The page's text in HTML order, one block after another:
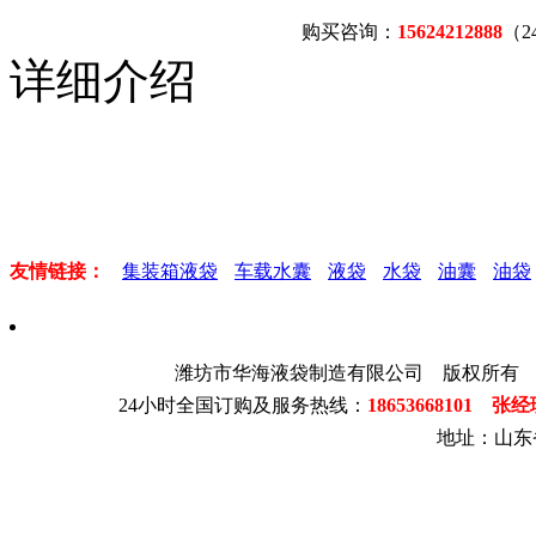
购买咨询： 15624212888 （
详细介绍
友情链接： 集装箱液袋 车载水囊 液袋 水袋 油囊 油袋
潍坊市华海液袋制造有限公司 版权所有
24小时全国订购及服务热线： 18653668101 张
地址：山